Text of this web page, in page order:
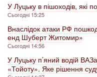
У Луцьку в пішоходів, які
Сьогодні 15:25
Внаслідок атаки РФ
енд Шуберт Житомир»
Сьогодні 14:56
У Луцьку п’яний водій
«Тойоту». Яке рішення